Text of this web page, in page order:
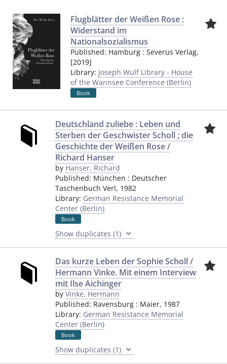
Flugblätter der Weißen Rose :
Widerstand im
Nationalsozialismus
Published: Hamburg: Severus Verlag,
[2019]
Library: Joseph Wulf Library - House
of the Wannsee Conference (Berlin)
Book
Deutschland zuliebe : Leben und
Sterben der Geschwister Scholl ; die
Geschichte der Weißen Rose /
Richard Hanser
by Hanser, Richard
Published: München : Deutscher
Taschenbuch Verl, 1982
Library: German Resistance Memorial
Center (Berlin)
Book
Show duplicates (1)
Das kurze Leben der Sophie Scholl /
Hermann Vinke. Mit einem Interview
mit Ilse Aichinger
by Vinke, Hermann
Published: Ravensburg : Maier, 1987
Library: German Resistance Memorial
Center (Berlin)
Book
Show duplicates (1)